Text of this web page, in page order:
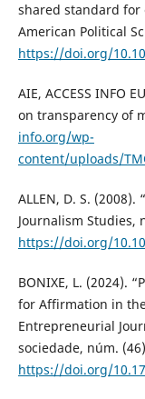
shared standard for
American Political
https://doi.org/
AIE, ACCESS INFO
on transparency of
info.org/wp-
content/uploads/
ALLEN, D. S.
Journalism Studies,
https://doi.org/
BONIXE, L. (2024).
for Affirmation in
Entrepreneurial
sociedade, núm.
https://doi.org/